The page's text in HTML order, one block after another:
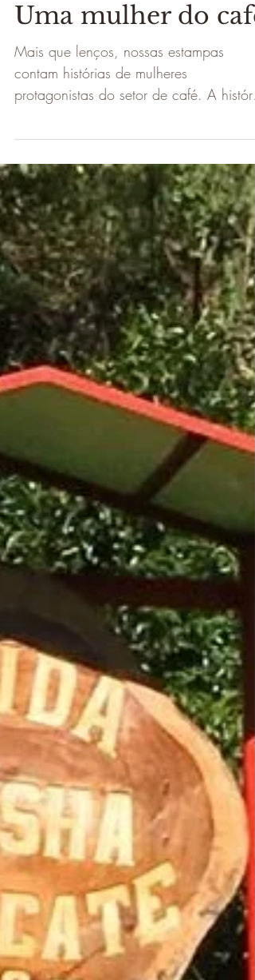
Uma mulher do café
Mais que lenços, nossas estampas
contam histórias de mulheres
protagonistas do setor de café. A história
de D. Lena se confunde com a histór